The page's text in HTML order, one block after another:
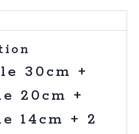
30cm +
20cm +
14cm + 2